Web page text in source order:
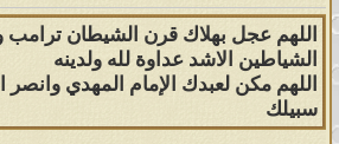
اللهم عجل بهلاك قرن الشيطان
الشياطين الاشد عداوة لله ولدينه
اللهم مكن لعبدك الإمام المهدي وانصر
سبيلك